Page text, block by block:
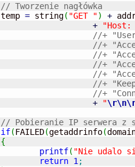
// Tworzenie nagłówka
	temp
= string( "GET ") +
+
"Host:
//+
//+
//+
//+
//+
//+
//+
+
"\r\n
// Pobieranie IP serwera z
if(FAILED(getaddrinfo(
{
printf( "Nie udalo
return 1 ;